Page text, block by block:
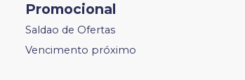
Promocional
Saldao de Ofertas
Vencimento próximo